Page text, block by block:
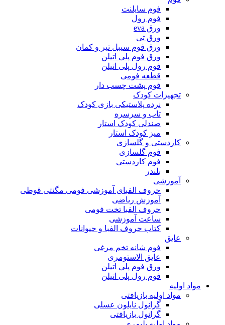
فوم سایلنت
فوم رول
ورق eva
ورق تی
ورق فوم سیبل تیر و کمان
ورق فوم پلی اتیلن
فوم رول پلی اتیلن
قطعه فومی
فوم پشت چسب دار
تجهیزات کودک
نرده پلاستیکی بازی کودک
تاب و سرسره
صندلی کودک استار
میز کودک استار
کاردستی و گلسازی
فوم گلسازی
فوم کاردستی
بلندر
آموزشی
حروف الفبای آموزشی فومی مگنتی قوطی
آموزش ریاضی
حروف الفبا تخت فومی
ساعت آموزشی
کتاب حروف الفبا و حیوانات
عایق
فوم شانه تخم مرغی
عایق الاستومری
ورق فوم پلی اتیلن
فوم رول پلی اتیلن
مواد اولیه
مواد اولیه بازیافتی
گرانول نایلون عسلی
گرانول بازیافتی